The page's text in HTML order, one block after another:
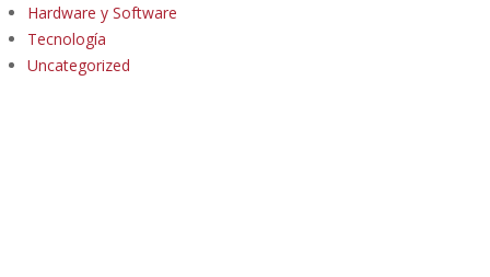
Hardware y Software
Tecnología
Uncategorized